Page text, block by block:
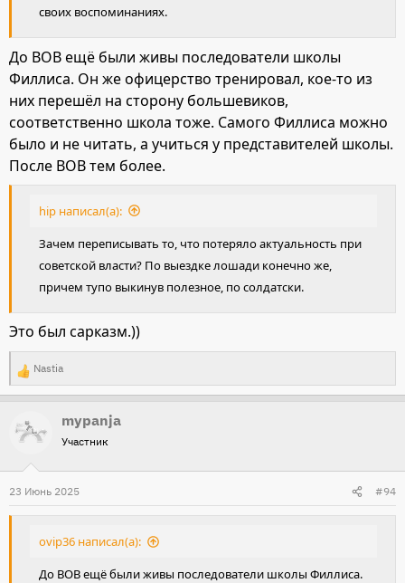
своих воспоминаниях.
До ВОВ ещё были живы последователи школы
Филлиса. Он же офицерство тренировал, кое-то из
них перешёл на сторону большевиков,
соответственно школа тоже. Самого Филлиса можно
было и не читать, а учиться у представителей школы.
После ВОВ тем более.
hip написал(а):
Зачем переписывать то, что потеряло актуальность при
советской власти? По выездке лошади конечно же,
причем тупо выкинув полезное, по солдатски.
Это был сарказм.))
Р
е
а
к
и
и
Nastia
mypanja
Участник
23 Июнь 2025 #94
ovip36 написал(а):
До ВОВ ещё были живы последователи школы Филлиса.